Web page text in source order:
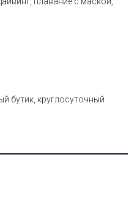
бутик, круглосуточный